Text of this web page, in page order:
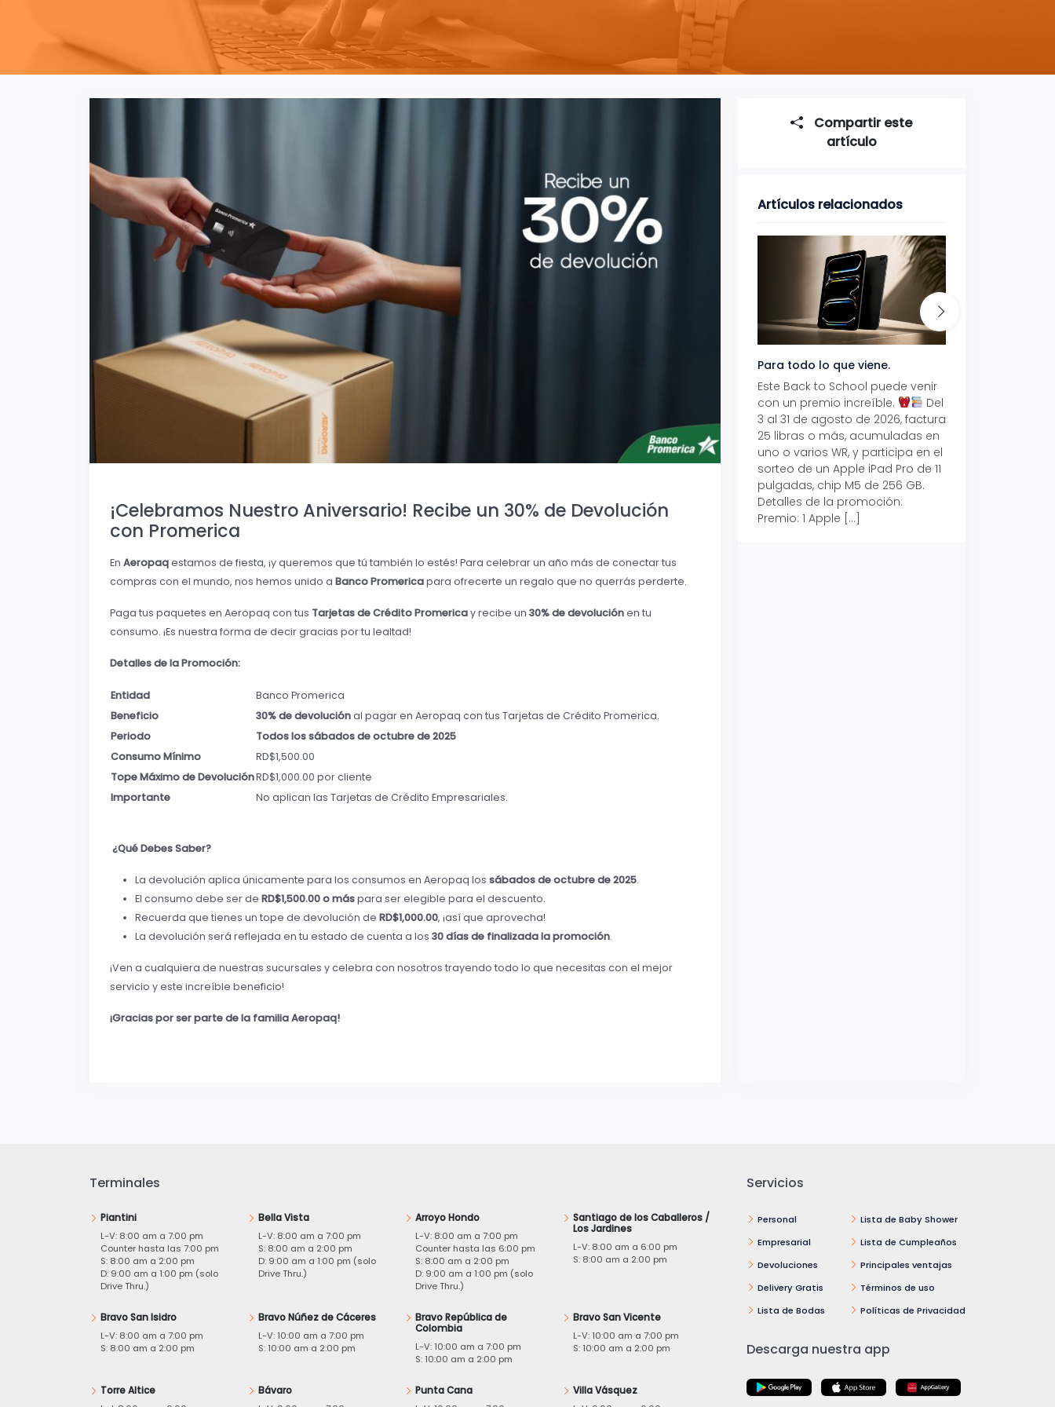
¡Celebramos Nuestro Aniversario! Recibe un 30% de Devolución
con Promerica
En Aeropaqestamos de fiesta, ¡y queremos que tú también lo estés! Para celebrar un año más de conectar tus
compras con el mundo, nos hemos unido a Banco Promericapara ofrecerte un regalo que no querrás perderte.
Paga tus paquetes en Aeropaq con tus Tarjetas de Crédito Promericay recibe un 30% de devoluciónen tu
consumo. ¡Es nuestra forma de decir gracias por tu lealtad!
Detalles de la Promoción:
Entidad
Banco Promerica
Beneficio
30% de devoluciónal pagar en Aeropaq con tus Tarjetas de Crédito Promerica.
Periodo
Todos los sábados de octubre de 2025
Consumo Mínimo
RD$1,500.00
Tope Máximo de DevoluciónRD$1,000.00 por cliente
Importante
No aplican las Tarjetas de Crédito Empresariales.
¿Qué Debes Saber?
La devolución aplica únicamente para los consumos en Aeropaq los sábados de octubre de 2025.
El consumo debe ser de RD$1,500.00 o máspara ser elegible para el descuento.
Recuerda que tienes un tope de devolución de RD$1,000.00, ¡así que aprovecha!
La devolución será reflejada en tu estado de cuenta a los 30 días de finalizada la promoción.
¡Ven a cualquiera de nuestras sucursales y celebra con nosotros trayendo todo lo que necesitas con el mejor
servicio y este increíble beneficio!
¡Gracias por ser parte de la familia Aeropaq!
Compartir este
artículo
Artículos relacionados
Para todo lo que viene.
Este Back to School puede venir
con un premio increíble.
Del
3 al 31 de agosto de 2026, factura
25 libras o más, acumuladas en
uno o varios WR, y participa en el
sorteo de un Apple iPad Pro de 11
pulgadas, chip M5 de 256 GB.
Detalles de la promoción:
Premio: 1 Apple […]
Terminales
Piantini
L-V: 8:00 am a 7:00 pm
Counter hasta las 7:00 pm
S: 8:00 am a 2:00 pm
D: 9:00 am a 1:00 pm (solo
Drive Thru.)
Bella Vista
L-V: 8:00 am a 7:00 pm
S: 8:00 am a 2:00 pm
D: 9:00 am a 1:00 pm (solo
Drive Thru.)
Arroyo Hondo
L-V: 8:00 am a 7:00 pm
Counter hasta las 6:00 pm
S: 8:00 am a 2:00 pm
D: 9:00 am a 1:00 pm (solo
Drive Thru.)
Santiago de los Caballeros /
Los Jardines
L-V: 8:00 am a 6:00 pm
S: 8:00 am a 2:00 pm
Bravo San Isidro
L-V: 8:00 am a 7:00 pm
S: 8:00 am a 2:00 pm
Bravo Núñez de Cáceres
L-V: 10:00 am a 7:00 pm
S: 10:00 am a 2:00 pm
Bravo República de
Colombia
L-V: 10:00 am a 7:00 pm
S: 10:00 am a 2:00 pm
Bravo San Vicente
L-V: 10:00 am a 7:00 pm
S: 10:00 am a 2:00 pm
Torre Altice
Bávaro
Punta Cana
Villa Vásquez
Servicios
Personal
Empresarial
Devoluciones
Delivery Gratis
Lista de Bodas
Lista de Baby Shower
Lista de Cumpleaños
Principales ventajas
Términos de uso
Políticas de Privacidad
Descarga nuestra app